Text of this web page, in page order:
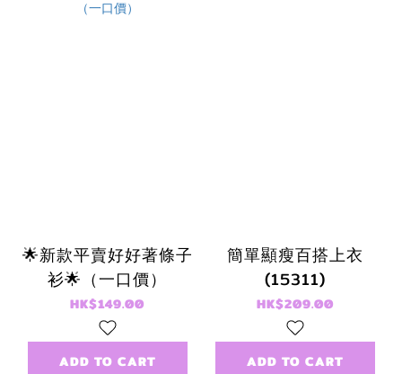
🌟新款平賣好好著條子
衫🌟（一口價）
HK$149.00
ADD TO CART
簡單顯瘦百搭上衣
(15311)
HK$209.00
ADD TO CART